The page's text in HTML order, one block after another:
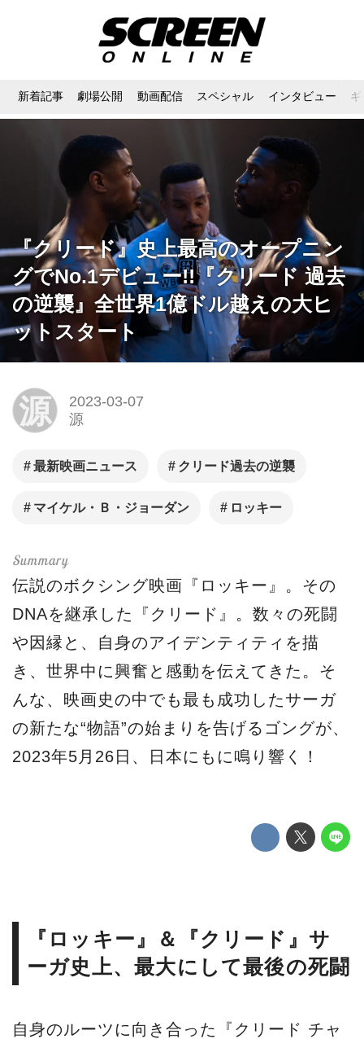
新着記事 劇場公開 動画配信 スペシャル インタビュー
『クリード』史上最高のオープニン
グでNo.1デビュー!!『クリード 過去
の逆襲』全世界1億ドル越えの大ヒ
ットスタート
源
2023-03-07
源
最新映画ニュース クリード過去の逆襲
マイケル・Ｂ・ジョーダン ロッキー
伝説のボクシング映画『ロッキー』。その
DNAを継承した『クリード』。数々の死闘
や因縁と、自身のアイデンティティを描
き、世界中に興奮と感動を伝えてきた。そ
んな、映画史の中でも最も成功したサーガ
の新たな“物語”の始まりを告げるゴングが、
2023年5月26日、日本にもに鳴り響く！
『ロッキー』＆『クリード』サ
ーガ史上、最大にして最後の死闘
自身のルーツに向き合った『クリード チャ